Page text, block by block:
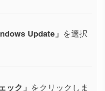
Update」 を選択
ック」 をクリックしま